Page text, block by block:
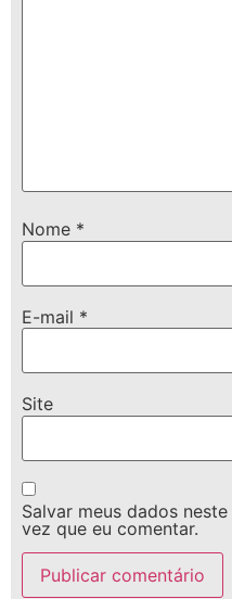
Nome *
E-mail *
Site
Salvar meus dados
vez que eu comentar.